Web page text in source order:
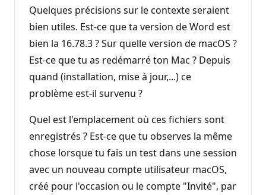
Quelques précisions sur le contexte seraient
bien utiles. Est-ce que ta version de Word est
bien la 16.78.3 ? Sur quelle version de macOS ?
Est-ce que tu as redémarré ton Mac ? Depuis
quand (installation, mise à jour,...) ce
problème est-il survenu ?
Quel est l'emplacement où ces fichiers sont
enregistrés ? Est-ce que tu observes la même
chose lorsque tu fais un test dans une session
avec un nouveau compte utilisateur macOS,
créé pour l'occasion ou le compte "Invité", par